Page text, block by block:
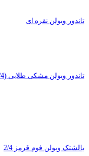
تاندور ویولن نقره ای
تاندور ویولن مشکی طلایی (2/4)
بالشتک ویولن فوم قرمز 2/4